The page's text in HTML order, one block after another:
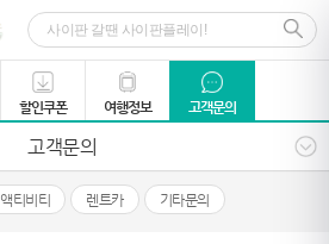
할인쿠폰 여행정보 고객문의
고객문의
액티비티 렌트카 기타문의